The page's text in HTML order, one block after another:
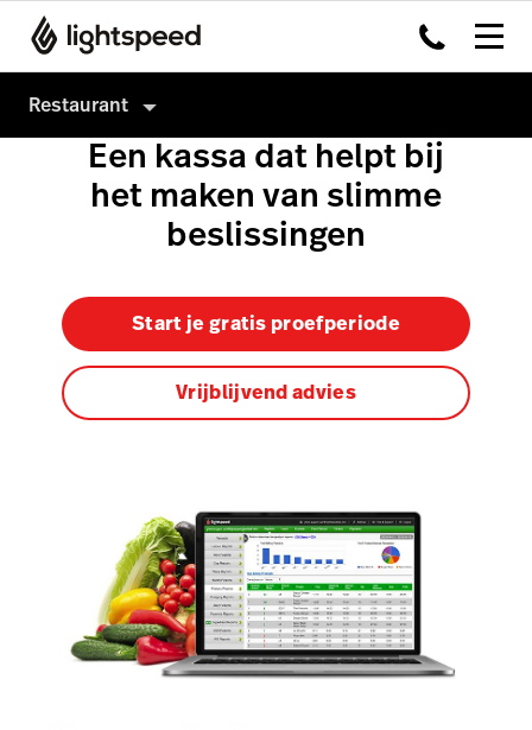
Restaurant
Restaurant
Producten
Kassasysteem
Payments
Kitchen Display System
Capital
Order Anywhere
Tableside
Pulse app
Reservations
Integraties
Multi-locatie
Prijzen
Een kassa dat helpt bij
het maken van slimme
beslissingen
Start je gratis proefperiode
Vrijblijvend advies